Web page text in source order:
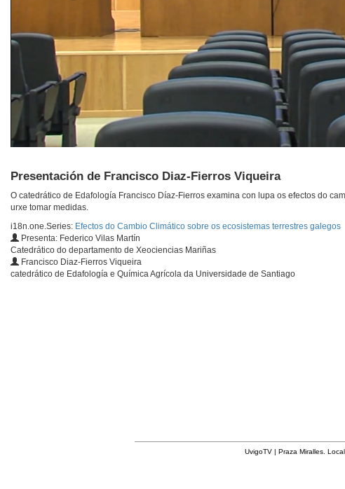
Presentación de Francisco Diaz-Fierros Viqueira
O catedrático de Edafología Francisco Díaz-Fierros examina con lupa os efectos do
urxe tomar medidas.
i18n.one.Series: Efectos do Cambio Climático sobre os ecosistemas terrestres galegos
Presenta: Federico Vilas Martín
Catedrático do departamento de Xeociencias Mariñas
Francisco Diaz-Fierros Viqueira
catedrático de Edafología e Química Agrícola da Universidade de Santiago
UvigoTV | Praza Miralles.